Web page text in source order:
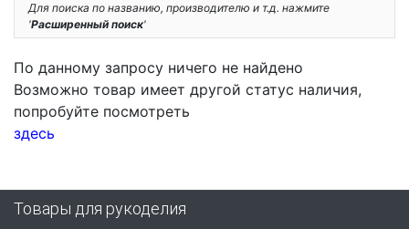
Для поиска по названию, производителю и т.д. нажмите
'Расширенный поиск'
По данному запросу ничего не найдено
Возможно товар имеет другой статус наличия,
попробуйте посмотреть
здесь
Товары для рукоделия